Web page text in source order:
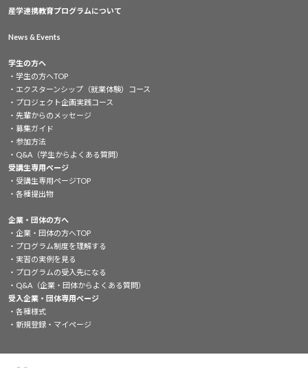
産学連携教育プログラムについて
News & Events
学生の方へ
学生の方へTOP
エクスターンシップ（就業体験）コース
プロジェクト企画実践コース
先輩からのメッセージ
募集ガイド
参加方法
Q&A（学生からよくある質問）
受講生専用ページ
受講生専用ページTOP
各種提出物
企業・団体の方へ
企業・団体の方へTOP
プログラム制度を理解する
実習の実例を見る
プログラムの受入先になる
Q&A（企業・団体からよくある質問）
受入企業・団体専用ページ
各種様式
新規登録・マイページ